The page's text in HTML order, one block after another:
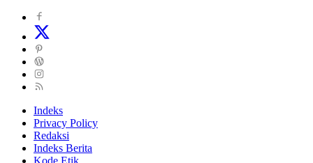
Indeks
Privacy Policy
Redaksi
Indeks Berita
Kode Etik